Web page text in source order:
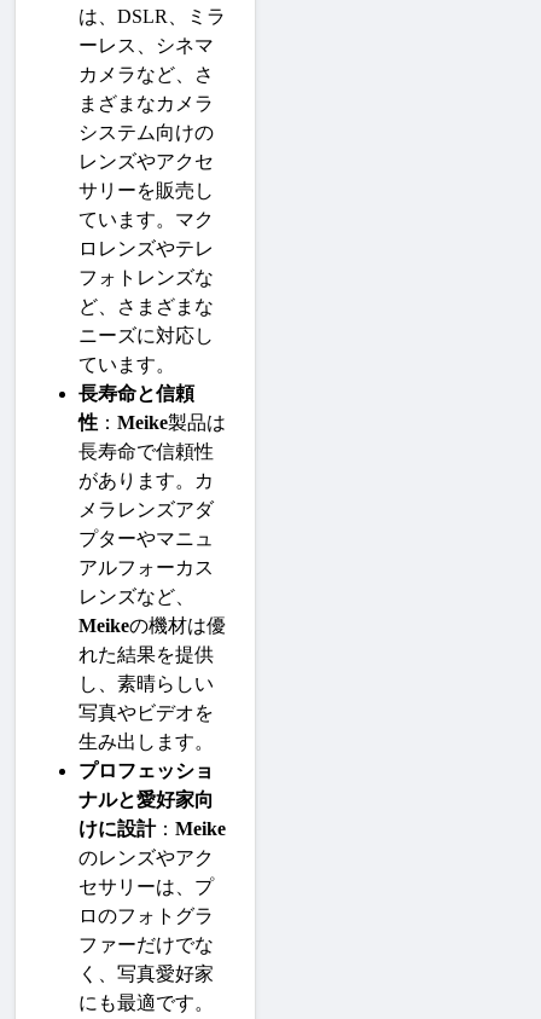
は、DSLR、ミラ
ーレス、シネマ
カメラなど、さ
まざまなカメラ
システム向けの
レンズやアクセ
サリーを販売し
ています。マク
ロレンズやテレ
フォトレンズな
ど、さまざまな
ニーズに対応し
ています。
長寿命と信頼
性 ： Meike製品は
長寿命で信頼性
があります。カ
メラレンズアダ
プターやマニュ
アルフォーカス
レンズなど、
Meikeの機材は優
れた結果を提供
し、素晴らしい
写真やビデオを
生み出します。
プロフェッショ
ナルと愛好家向
けに設計： Meike
のレンズやアク
セサリーは、プ
ロのフォトグラ
ファーだけでな
く、写真愛好家
にも最適です。